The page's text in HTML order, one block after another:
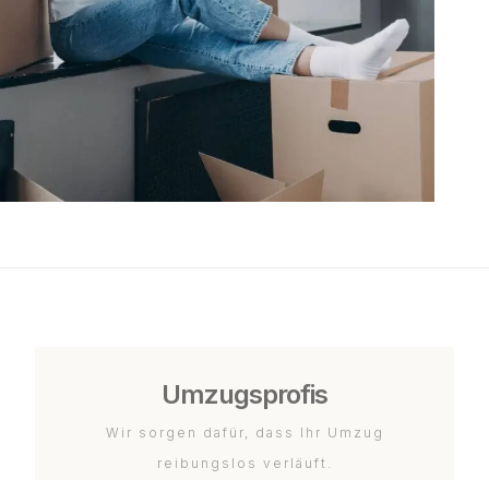
Umzugsprofis
Wir sorgen dafür, dass Ihr Umzug
reibungslos verläuft.